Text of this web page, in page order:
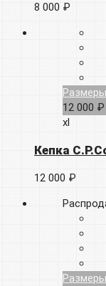
8 000 ₽
Размеры
12 000 ₽
xl
Кепка
12 000 ₽
Размеры